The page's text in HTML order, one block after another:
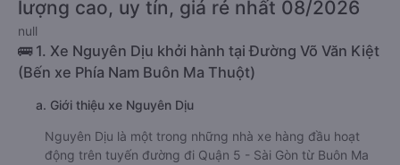
lượng cao, uy tín, giá rẻ nhất 08/2026
null
🚌 1. Xe Nguyên Dịu khởi hành tại Đường Võ Văn Kiệt
(Bến xe Phía Nam Buôn Ma Thuột)
a. Giới thiệu xe Nguyên Dịu
Nguyên Dịu là một trong những nhà xe hàng đầu hoạt
động trên tuyến đường đi Quận 5 - Sài Gòn từ Buôn Ma